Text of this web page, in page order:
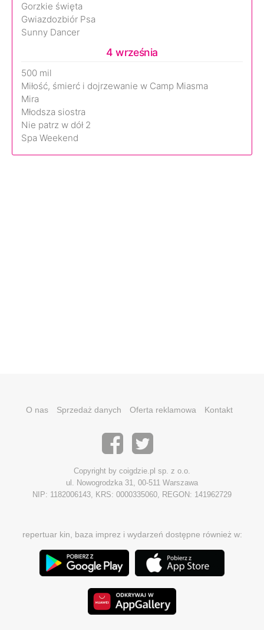
Gorzkie święta
Gwiazdozbiór Psa
Sunny Dancer
4 września
500 mil
Miłość, śmierć i dojrzewanie w Camp Miasma
Mira
Młodsza siostra
Nie patrz w dół 2
Spa Weekend
O nas Sprzedaż danych Oferta reklamowa Kontakt
Copyright by coigdzie.pl sp. z o.o.
ul. Nowogrodzka 31, 00-511 Warszawa
NIP: 1182006143, KRS: 0000335060, REGON: 141962729
repertuar kin, baza imprez i wydarzeń dostępne również w: